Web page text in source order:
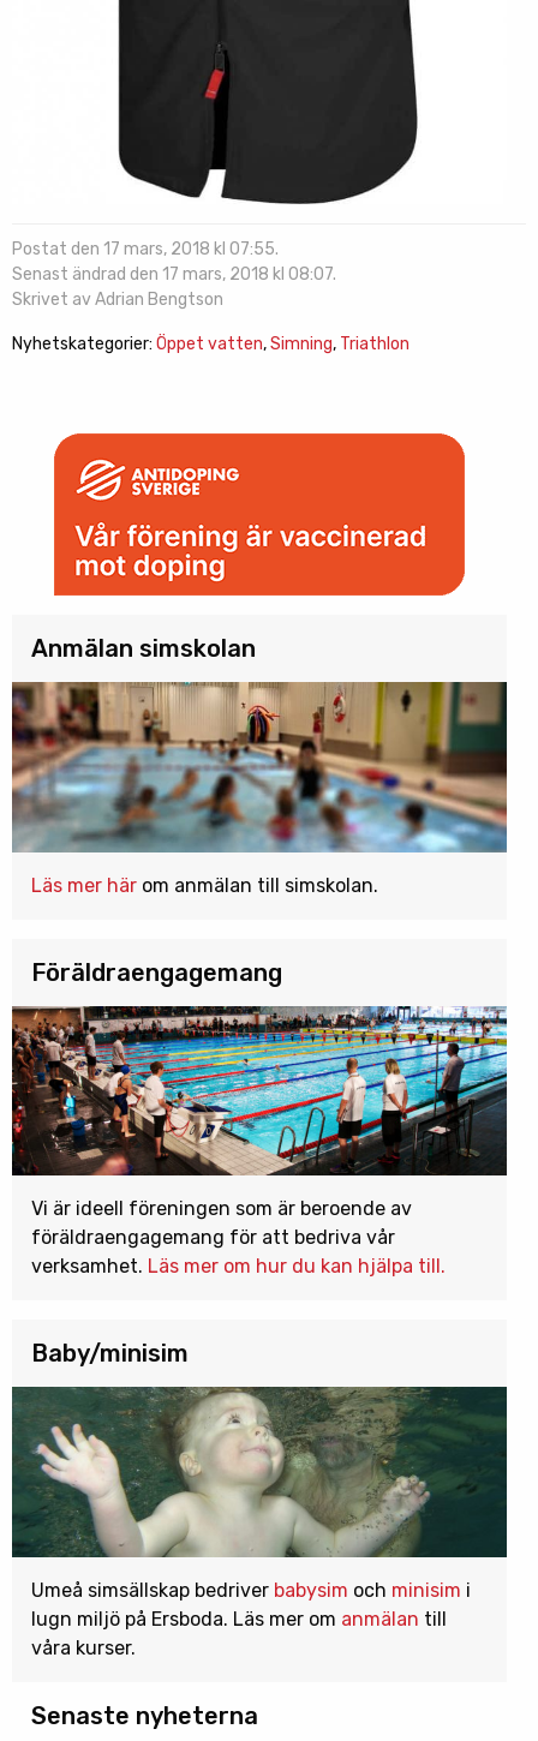
Postat den 17 mars, 2018 kl 07:55.
Senast ändrad den 17 mars, 2018 kl 08:07.
Skrivet av Adrian Bengtson
Nyhetskategorier: Öppet vatten,Simning, Triathlon
Anmälan simskolan
Läs mer här om anmälan till simskolan.
Föräldraengagemang
Vi är ideell föreningen som är beroende av
föräldraengagemang för att bedriva vår
verksamhet. Läs mer om hur du kan hjälpa till.
Baby/minisim
Umeå simsällskap bedriver babysim och minisim i
lugn miljö på Ersboda. Läs mer om anmälan till
våra kurser.
Senaste nyheterna